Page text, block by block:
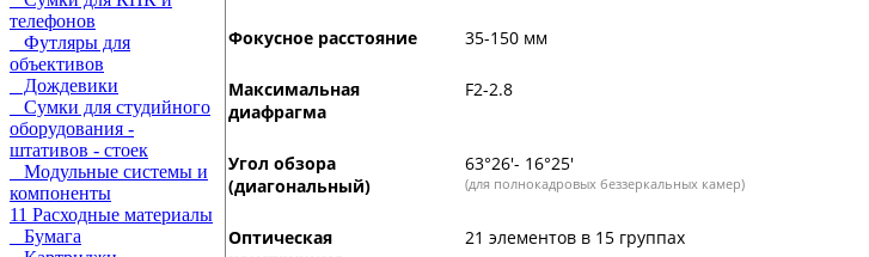
телефонов
Футляры для
объективов
Дождевики
Сумки для студийного
оборудования -
штативов - стоек
Модульные системы и
компоненты
11 Расходные материалы
Бумага
Фокусное расстояние 35-150 мм
Максимальная
диафрагма
F2-2.8
Угол обзора
(диагональный)
63°26'- 16°25'
(для полнокадровых беззеркальных камер)
Оптическая
21 элементов в 15 группах